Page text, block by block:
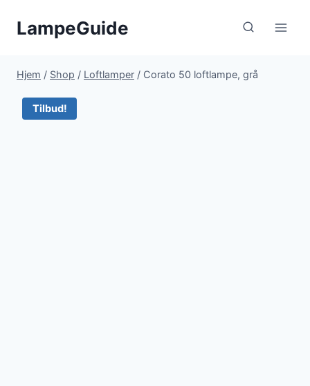
LampeGuide
Hjem / Shop / Loftlamper / Corato 50 loftlampe, grå
Tilbud!